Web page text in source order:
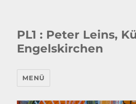
PL1 : Peter Leins,
Engelskirchen
MENÜ